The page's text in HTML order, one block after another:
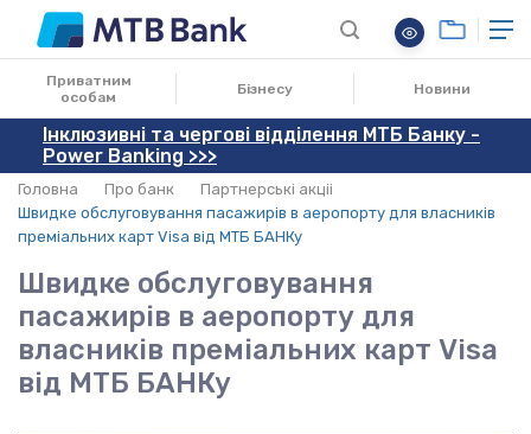
Приватним
особам
Бізнесу Новини
Інклюзивні та чергові відділення МТБ Банку -
Power Banking >>>
Головна Про банк
Партнерські акціі
Швидке обслуговування пасажирів в аеропорту для власників
преміальних карт Visa від МТБ БАНКу
Швидке обслуговування
пасажирів в аеропорту для
власників преміальних карт Visa
від МТБ БАНКу
07.07.2021